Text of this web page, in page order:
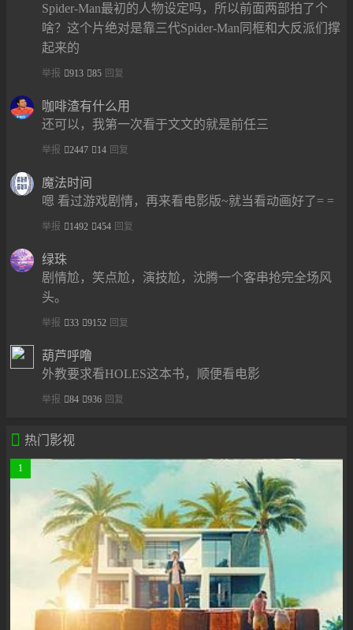
Spider-Man最初的人物设定吗，所以前面两部拍了个
啥？这个片绝对是靠三代Spider-Man同框和大反派们撑
起来的
举报 913 85 回复
咖啡渣有什么用
还可以，我第一次看于文文的就是前任三
举报 2447 14 回复
魔法时间
嗯 看过游戏剧情，再来看电影版~就当看动画好了= =
举报 1492 454 回复
绿珠
剧情尬，笑点尬，演技尬，沈腾一个客串抢完全场风
头。
举报 33 9152 回复
葫芦呼噜
外教要求看HOLES这本书，顺便看电影
举报 84 936 回复
 热门影视
1